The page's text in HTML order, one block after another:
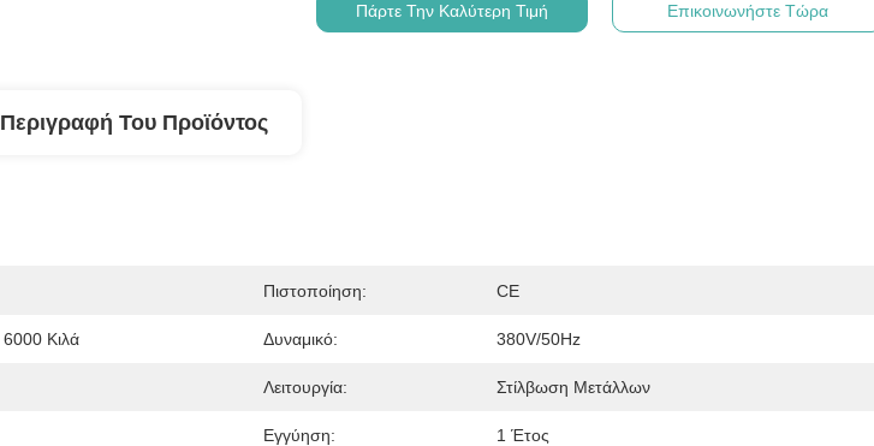
Πάρτε Την Καλύτερη Τιμή Επικοινωνήστε Τώρα
Περιγραφή Του Προϊόντος
Πιστοποίηση: CE
6000 Κιλά Δυναμικό: 380V/50Hz
Λειτουργία: Στίλβωση Μετάλλων
Εγγύηση: 1 Έτος